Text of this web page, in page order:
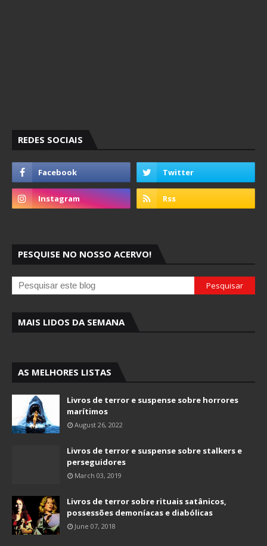
REDES SOCIAIS
PESQUISE NO NOSSO ACERVO!
MAIS LIDOS DA SEMANA
AS MELHORES LISTAS
Livros de terror e suspense sobre horrores
marítimos
August 26, 2022
Livros de terror e suspense sobre stalkers e
perseguidores
March 03, 2019
Livros de terror sobre rituais satânicos,
possessões demoníacas e diabólicas
June 07, 2018